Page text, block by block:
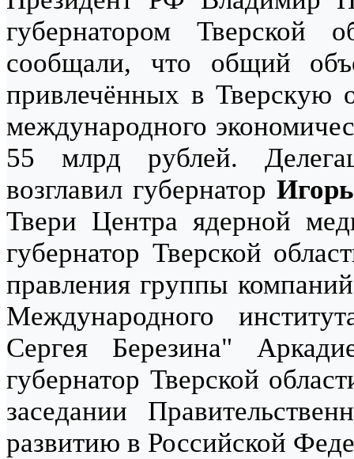
губернатором Тверской
сообщали, что общий
привлечённых в Тверскую
международного
55 млрд рублей.
возглавил губернатор
Твери Центра ядерной
губернатор Тверской
правления группы
Международного
Сергея Березина"
губернатор Тверской
заседании
развитию в Российской